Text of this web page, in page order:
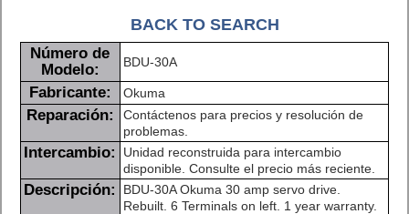
BACK TO SEARCH
Número de
Modelo:
BDU-30A
Fabricante: Okuma
Reparación:
Contáctenos para precios y resolución de
problemas.
Intercambio:
Unidad reconstruida para intercambio
disponible. Consulte el precio más reciente.
Descripción:
BDU-30A Okuma 30 amp servo drive.
Rebuilt. 6 Terminals on left. 1 year warranty.